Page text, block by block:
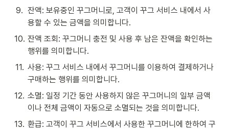
9. 잔액: 보유중인 꾸그머니로, 고객이 꾸그 서비스 내에서 사
용할 수 있는 금액을 의미합니다.
10. 잔액 조회: 꾸그머니 충전 및 사용 후 남은 잔액을 확인하는
행위를 의미합니다.
11. 사용: 꾸그 서비스 내에서 꾸그머니를 이용하여 결제하거나
구매하는 행위를 의미합니다.
12. 소멸: 일정 기간 동안 사용하지 않은 꾸그머니의 일부 금액
이나 전체 금액이 자동으로 소멸되는 것을 의미합니다.
13. 환급: 고객이 꾸그 서비스에서 사용한 꾸그머니에 한하여 구